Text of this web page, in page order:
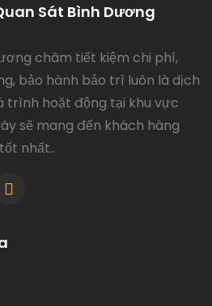
Sát Bình Dương
châm tiết kiệm chi phí,
bảo hành bảo trì luôn là dịch
trình hoặt động tại khu vực
sẽ mang đến khách hàng
nhất..